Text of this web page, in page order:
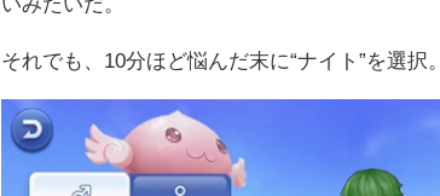
それでも、10分ほど悩んだ末に“ナイト”を選択。